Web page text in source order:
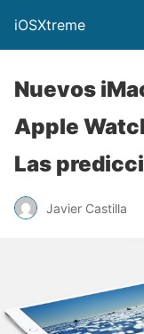
iOSXtreme
Nuevos
Apple
Las
Javier Castilla